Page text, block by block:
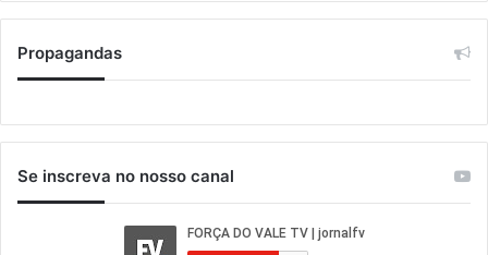
Propagandas
Se inscreva no nosso canal